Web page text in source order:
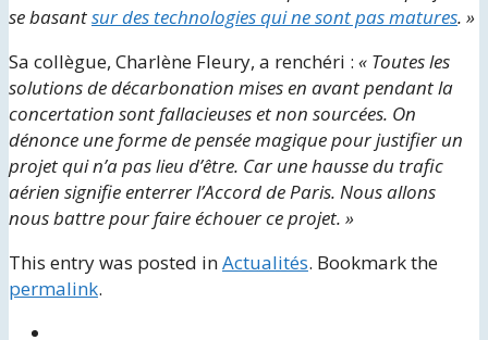
se basantsur des technologies qui ne sont pas matures. »
Sa collègue, Charlène Fleury, a renchéri : « Toutes les
solutions de décarbonation mises en avant pendant la
concertation sont fallacieuses et non sourcées. On
dénonce une forme de pensée magique pour justifier un
projet qui n’a pas lieu d’être. Car une hausse du trafic
aérien signifie enterrer l’Accord de Paris. Nous allons
nous battre pour faire échouer ce projet. »
This entry was posted inActualités. Bookmark the
permalink.